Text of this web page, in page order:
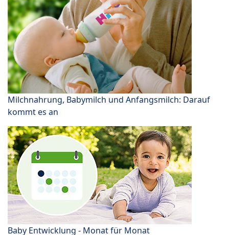
Milchnahrung, Babymilch und Anfangsmilch: Darauf
kommt es an
Baby Entwicklung - Monat für Monat